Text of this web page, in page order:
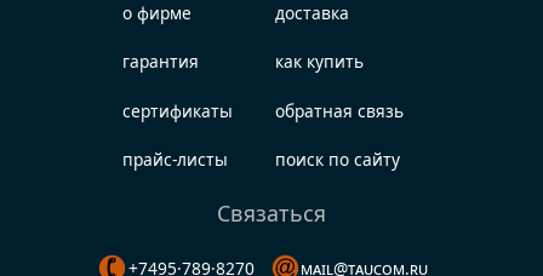
о фирме
гарантия
сертификаты
прайс-листы
доставка
как купить
обратная связь
поиск по сайту
Связаться
+7495·789·8270 mail@taucom.ru